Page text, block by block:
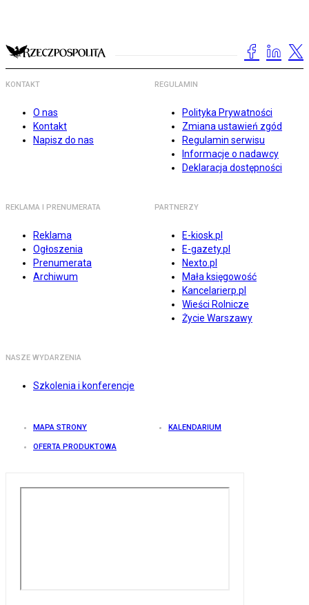
KONTAKT
O nas
Kontakt
Napisz do nas
REGULAMIN
Polityka Prywatności
Zmiana ustawień zgód
Regulamin serwisu
Informacje o nadawcy
Deklaracja dostępności
REKLAMA I PRENUMERATA
Reklama
Ogłoszenia
Prenumerata
Archiwum
PARTNERZY
E-kiosk.pl
E-gazety.pl
Nexto.pl
Mała księgowość
Kancelarierp.pl
Wieści Rolnicze
Życie Warszawy
NASZE WYDARZENIA
Szkolenia i konferencje
MAPA STRONY KALENDARIUM
OFERTA PRODUKTOWA